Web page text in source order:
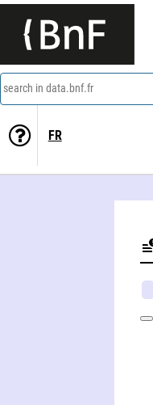
search in data.bnf.fr
FR